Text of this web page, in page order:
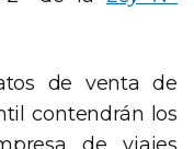
de venta de
contendrán los